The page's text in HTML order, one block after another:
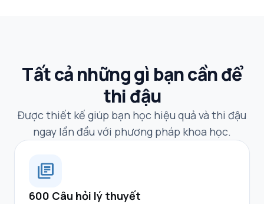
Tất cả những gì bạn cần để
thi đậu
Được thiết kế giúp bạn học hiệu quả và thi đậu
ngay lần đầu với phương pháp khoa học.
library_books
600 Câu hỏi lý thuyết